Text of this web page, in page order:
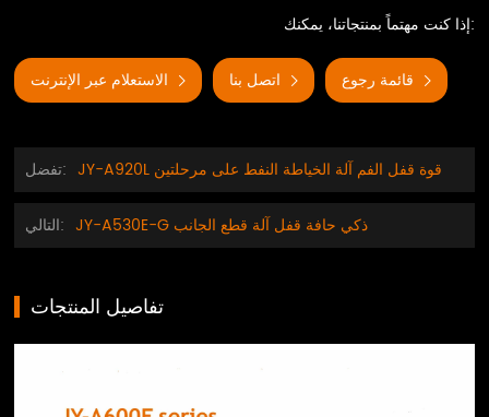
إذا كنت مهتماً بمنتجاتنا، يمكنك:
تفضل: JY-A920L قوة قفل الفم آلة الخياطة النفط على مرحلتين
التالي: JY-A530E-G ذكي حافة قفل آلة قطع الجانب
تفاصيل المنتجات